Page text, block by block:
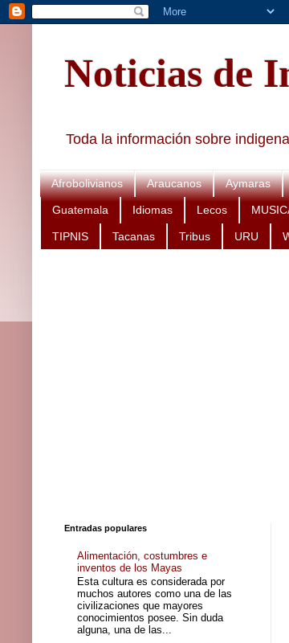
Noticias de
Toda la información sobre
Afrobolivianos Araucanos Aymaras
Guatemala Idiomas Lecos
TIPNIS Tacanas Tribus URU
Entradas populares
Alimentación, costumbres e
inventos de los Mayas
Esta cultura es considerada por
muchos autores como una de las
civilizaciones que mayores
conocimientos posee. Sin duda
alguna, una de las...